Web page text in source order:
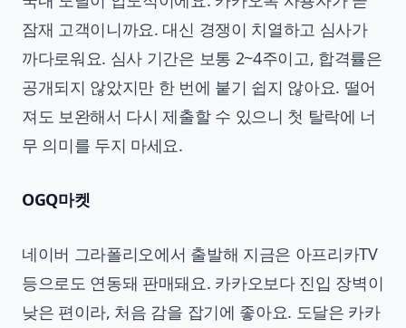
잠재 고객이니까요. 대신 경쟁이 치열하고 심사가
까다로워요. 심사 기간은 보통 2~4주이고, 합격률은
공개되지 않았지만 한 번에 붙기 쉽지 않아요. 떨어
져도 보완해서 다시 제출할 수 있으니 첫 탈락에 너
무 의미를 두지 마세요.
OGQ마켓
네이버 그라폴리오에서 출발해 지금은 아프리카TV
등으로도 연동돼 판매돼요. 카카오보다 진입 장벽이
낮은 편이라, 처음 감을 잡기에 좋아요. 도달은 카카